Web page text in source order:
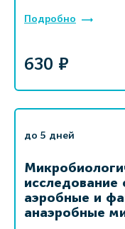
Подробно
630 ₽
до 5 дней
аэробные и
анаэробные